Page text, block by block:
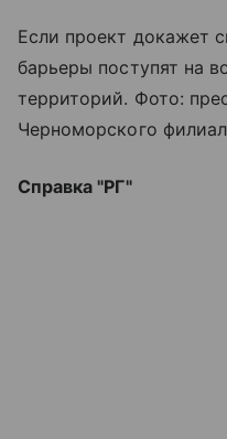
Если проект докажет
барьеры поступят на
территорий. Фото:
Черноморского
Справка "РГ"